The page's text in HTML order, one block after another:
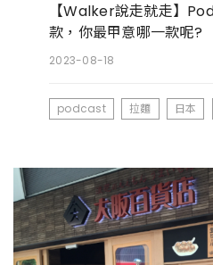
【Walker說走就走】
款，你最甲意哪一款呢?
2023-08-18
podcast 拉麵 日本